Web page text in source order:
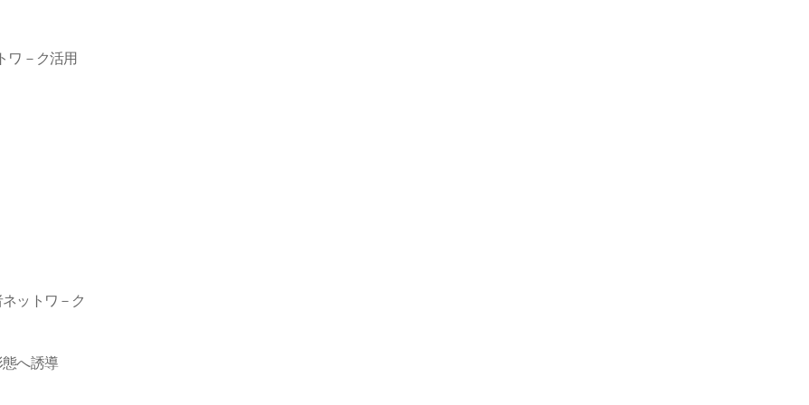
ワ－ク活用
ットワ－ク
へ誘導